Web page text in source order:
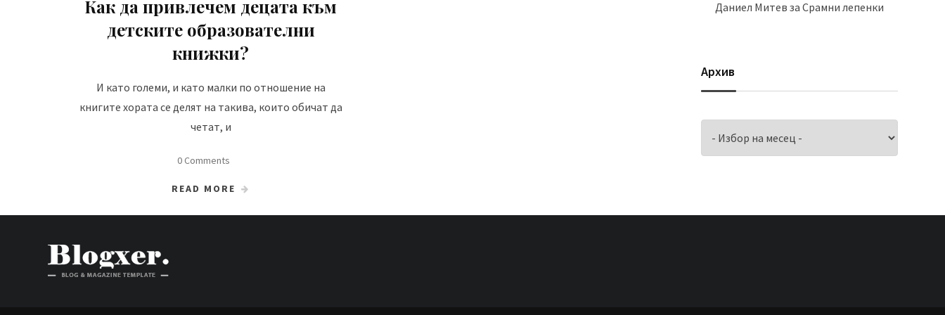
Как да привлечем децата към
детските образователни
книжки?
И като големи, и като малки по отношение на
книгите хората се делят на такива, които обичат да
четат, и
0 Comments
READ MORE
Даниел Митев за Срамни лепенки
Архив
Архив